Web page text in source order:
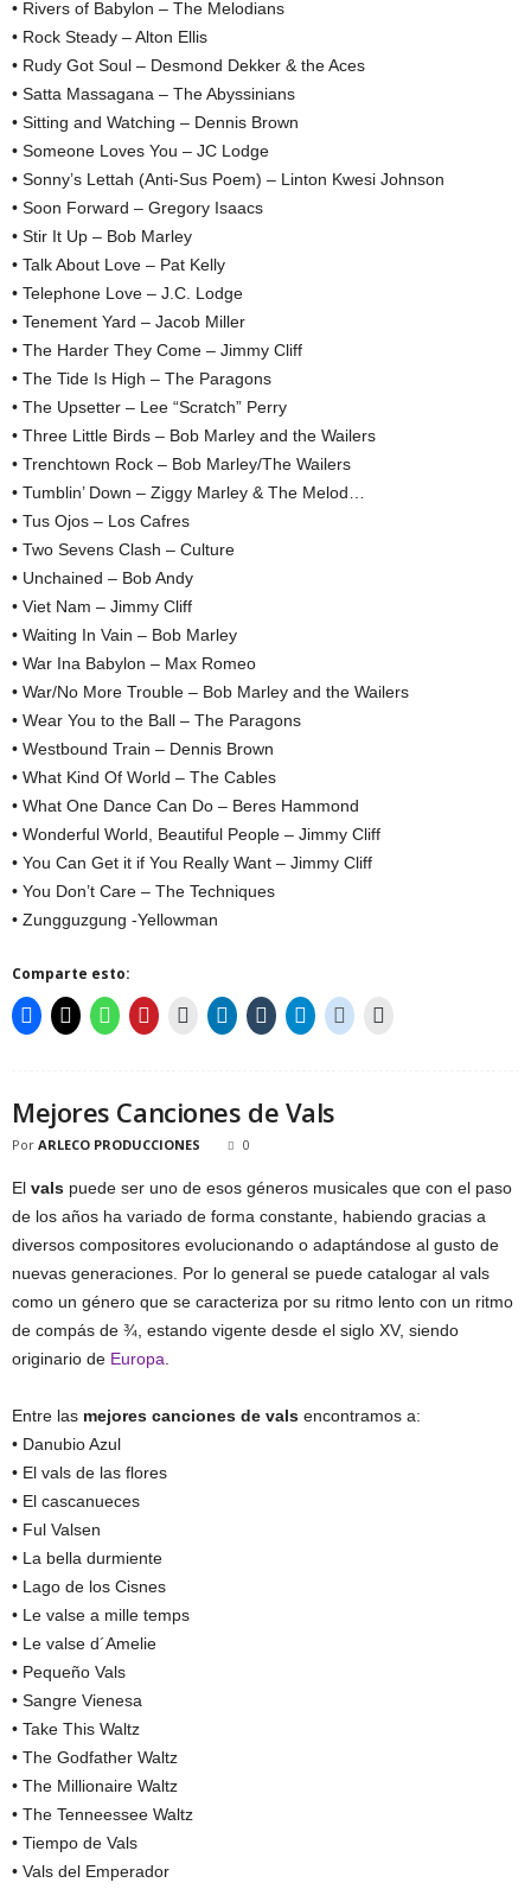
• Rivers of Babylon – The Melodians
• Rock Steady – Alton Ellis
• Rudy Got Soul – Desmond Dekker & the Aces
• Satta Massagana – The Abyssinians
• Sitting and Watching – Dennis Brown
• Someone Loves You – JC Lodge
• Sonny’s Lettah (Anti-Sus Poem) – Linton Kwesi Johnson
• Soon Forward – Gregory Isaacs
• Stir It Up – Bob Marley
• Talk About Love – Pat Kelly
• Telephone Love – J.C. Lodge
• Tenement Yard – Jacob Miller
• The Harder They Come – Jimmy Cliff
• The Tide Is High – The Paragons
• The Upsetter – Lee “Scratch” Perry
• Three Little Birds – Bob Marley and the Wailers
• Trenchtown Rock – Bob Marley/The Wailers
• Tumblin’ Down – Ziggy Marley & The Melod…
• Tus Ojos – Los Cafres
• Two Sevens Clash – Culture
• Unchained – Bob Andy
• Viet Nam – Jimmy Cliff
• Waiting In Vain – Bob Marley
• War Ina Babylon – Max Romeo
• War/No More Trouble – Bob Marley and the Wailers
• Wear You to the Ball – The Paragons
• Westbound Train – Dennis Brown
• What Kind Of World – The Cables
• What One Dance Can Do – Beres Hammond
• Wonderful World, Beautiful People – Jimmy Cliff
• You Can Get it if You Really Want – Jimmy Cliff
• You Don’t Care – The Techniques
• Zungguzgung -Yellowman
Comparte esto:
Mejores Canciones de Vals
Por ARLECO PRODUCCIONES 0
El vals puede ser uno de esos géneros musicales que con el paso
de los años ha variado de forma constante, habiendo gracias a
diversos compositores evolucionando o adaptándose al gusto de
nuevas generaciones. Por lo general se puede catalogar al vals
como un género que se caracteriza por su ritmo lento con un ritmo
de compás de ¾, estando vigente desde el siglo XV, siendo
originario de Europa
Entre las mejores canciones de vals encontramos a:
• Danubio Azul
• El vals de las flores
• El cascanueces
• Ful Valsen
• La bella durmiente
• Lago de los Cisnes
• Le valse a mille temps
• Le valse d´Amelie
• Pequeño Vals
• Sangre Vienesa
• Take This Waltz
• The Godfather Waltz
• The Millionaire Waltz
• The Tenneessee Waltz
• Tiempo de Vals
• Vals del Emperador